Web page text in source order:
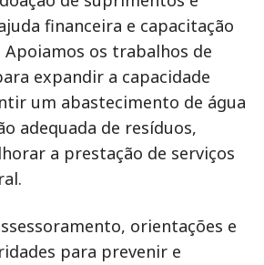
financeira e capacitação
os trabalhos de
expandir a capacidade
um abastecimento de água
adequada de resíduos,
a prestação de serviços
orientações e
para prevenir e